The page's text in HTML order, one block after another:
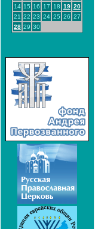
14 15 16 17 18 19 20
21 22 23 24 25 26 27
28 29 30